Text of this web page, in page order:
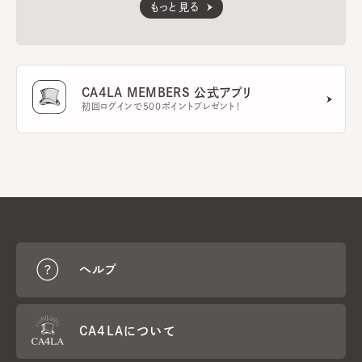
もっと見る
CA4LA MEMBERS 公式アプリ
初回ログインで500ポイントプレゼント！
ヘルプ
CA4LAについて